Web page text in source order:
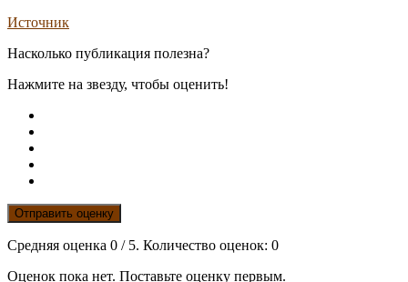
Источник
Насколько публикация полезна?
Нажмите на звезду, чтобы оценить!
Отправить оценку
Средняя оценка 0 / 5. Количество оценок: 0
Оценок пока нет. Поставьте оценку первым.